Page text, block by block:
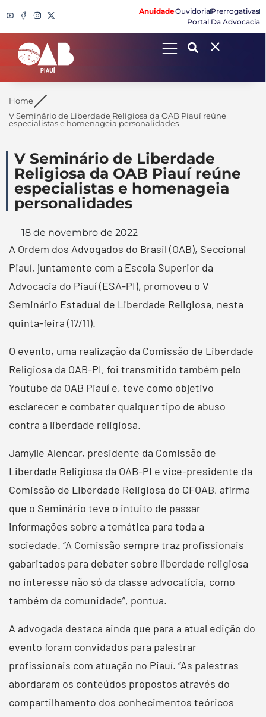
AnuidadeOuvidoriaPrerrogativas
Portal Da Advocacia
Search
Home
V Seminário de Liberdade Religiosa da OAB Piauí reúne
especialistas e homenageia personalidades
V Seminário de Liberdade
Religiosa da OAB Piauí reúne
especialistas e homenageia
personalidades
18 de novembro de 2022
A Ordem dos Advogados do Brasil (OAB), Seccional
Piauí, juntamente com a Escola Superior da
Advocacia do Piauí (ESA-PI), promoveu o V
Seminário Estadual de Liberdade Religiosa, nesta
quinta-feira (17/11).
O evento, uma realização da Comissão de Liberdade
Religiosa da OAB-PI, foi transmitido também pelo
Youtube da OAB Piauí e, teve como objetivo
esclarecer e combater qualquer tipo de abuso
contra a liberdade religiosa.
Jamylle Alencar, presidente da Comissão de
Liberdade Religiosa da OAB-PI e vice-presidente da
Comissão de Liberdade Religiosa do CFOAB, afirma
que o Seminário teve o intuito de passar
informações sobre a temática para toda a
sociedade. “A Comissão sempre traz profissionais
gabaritados para debater sobre liberdade religiosa
no interesse não só da classe advocatícia, como
também da comunidade”, pontua.
A advogada destaca ainda que para a atual edição do
evento foram convidados para palestrar
profissionais com atuação no Piauí. “As palestras
abordaram os conteúdos propostos através do
compartilhamento dos conhecimentos teóricos